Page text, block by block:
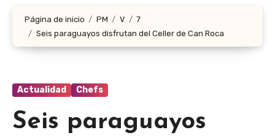
Página de inicio PM V
7
Seis paraguayos disfrutan del Celler de Can Roca
Actualidad Chefs
Seis paraguayos